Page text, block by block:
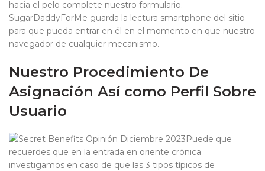
hacia el pelo complete nuestro formulario.
SugarDaddyForMe guarda la lectura smartphone del sitio
para que pueda entrar en él en el momento en que nuestro
navegador de cualquier mecanismo.
Nuestro Procedimiento De
Asignación Así­ como Perfil Sobre
Usuario
Puede que
recuerdes que en la entrada en oriente crónica
investigamos en caso de que las 3 tipos tí­picos de